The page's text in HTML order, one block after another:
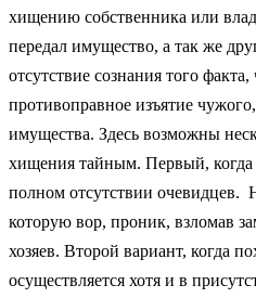
хищению собственника или
передал имущество, а так же
отсутствие сознания того
противоправное изъятие
имущества. Здесь возможны
хищения тайным. Первый, когда
полном отсутствии очевидцев.
которую вор, проник, взломав
хозяев. Второй вариант, когда
осуществляется хотя и в